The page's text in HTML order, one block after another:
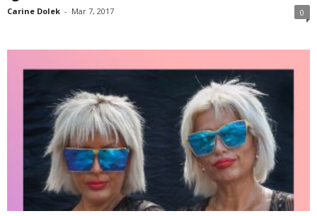
Carine Dolek - Mar 7, 2017 0